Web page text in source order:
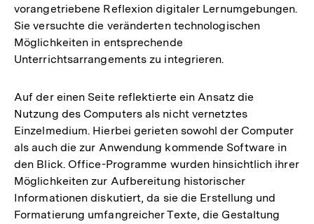
vorangetriebene Reflexion digitaler Lernumgebungen.
Sie versuchte die veränderten technologischen
Möglichkeiten in entsprechende
Unterrichtsarrangements zu integrieren.
Auf der einen Seite reflektierte ein Ansatz die
Nutzung des Computers als nicht vernetztes
Einzelmedium. Hierbei gerieten sowohl der Computer
als auch die zur Anwendung kommende Software in
den Blick. Office-Programme wurden hinsichtlich ihrer
Möglichkeiten zur Aufbereitung historischer
Informationen diskutiert, da sie die Erstellung und
Formatierung umfangreicher Texte, die Gestaltung